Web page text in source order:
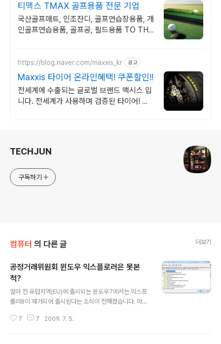
티맥스 TMAX 골프용품 전문 기업
국산골프매트, 인조잔디, 골프연습장용품, 개
인골프연습용품, 골프공, 필드용품 TO THE
https://blog.naver.com/maxxis_kr 광고
Maxxis 타이어 온라인혜택! 쿠폰할인!!
전세계에 수출되는 글로벌 브랜드 맥시스 입
니다. 전세계가 사용하며 검증된 타이어! 글
TECHJUN
구독하기
컴퓨터 의 다른 글 더보기
공정거래위원회 윈도우 익스플로러은 못본
척?
얼마 전 유럽지역(EU)에 출시되는 윈도우7에서는 익스프
롤러8이 제거되어 출시된다는 소식이 전해졌습니다. 마이
부과하고 시정명령을 내릴 것이라는 전망에 논란을 잠재우
7 7 2009. 7. 5.